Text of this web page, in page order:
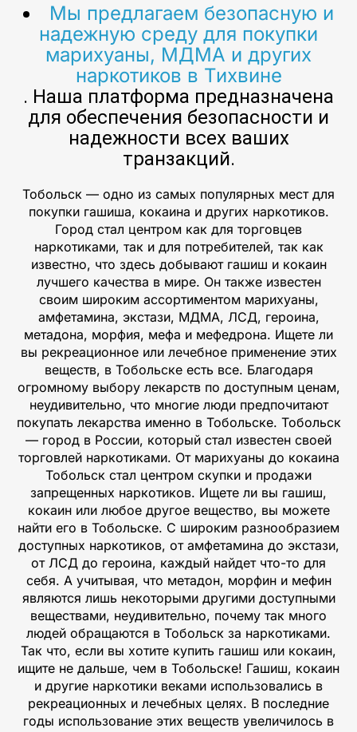
Мы предлагаем безопасную и
надежную среду для покупки
марихуаны, МДМА и других
наркотиков в Тихвине
. Наша платформа предназначена
для обеспечения безопасности и
надежности всех ваших
транзакций.
Тобольск — одно из самых популярных мест для
покупки гашиша, кокаина и других наркотиков.
Город стал центром как для торговцев
наркотиками, так и для потребителей, так как
известно, что здесь добывают гашиш и кокаин
лучшего качества в мире. Он также известен
своим широким ассортиментом марихуаны,
амфетамина, экстази, МДМА, ЛСД, героина,
метадона, морфия, мефа и мефедрона. Ищете ли
вы рекреационное или лечебное применение этих
веществ, в Тобольске есть все. Благодаря
огромному выбору лекарств по доступным ценам,
неудивительно, что многие люди предпочитают
покупать лекарства именно в Тобольске. Тобольск
— город в России, который стал известен своей
торговлей наркотиками. От марихуаны до кокаина
Тобольск стал центром скупки и продажи
запрещенных наркотиков. Ищете ли вы гашиш,
кокаин или любое другое вещество, вы можете
найти его в Тобольске. С широким разнообразием
доступных наркотиков, от амфетамина до экстази,
от ЛСД до героина, каждый найдет что-то для
себя. А учитывая, что метадон, морфин и мефин
являются лишь некоторыми другими доступными
веществами, неудивительно, почему так много
людей обращаются в Тобольск за наркотиками.
Так что, если вы хотите купить гашиш или кокаин,
ищите не дальше, чем в Тобольске! Гашиш, кокаин
и другие наркотики веками использовались в
рекреационных и лечебных целях. В последние
годы использование этих веществ увеличилось в